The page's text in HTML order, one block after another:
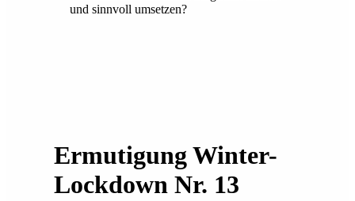
und sinnvoll umsetzen?
Ermutigung Winter-
Lockdown Nr. 13